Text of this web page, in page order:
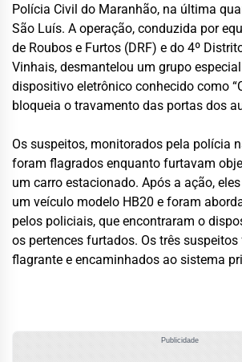
Polícia Civil do Maranhão, na última
São Luís. A operação, conduzida por
de Roubos e Furtos (DRF) e do 4º
Vinhais, desmantelou um grupo
dispositivo eletrônico conhecido como
bloqueia o travamento das portas dos
Os suspeitos, monitorados pela polícia
foram flagrados enquanto furtavam
um carro estacionado. Após a ação,
um veículo modelo HB20 e foram
pelos policiais, que encontraram o
os pertences furtados. Os três
flagrante e encaminhados ao sistema
Publicidade